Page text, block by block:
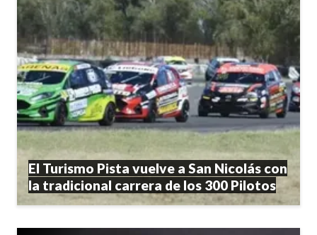
El Turismo Pista vuelve a San Nicolás con
la tradicional carrera de los 300 Pilotos